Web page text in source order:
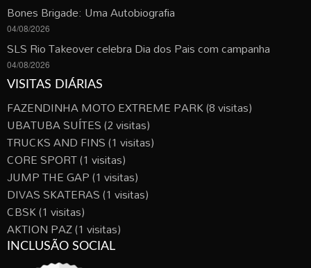
Bones Brigade: Uma Autobiografia
04/08/2026
SLS Rio Takeover celebra Dia dos Pais com campanha
04/08/2026
VISITAS DIÁRIAS
FAZENDINHA MOTO EXTREME PARK(8 visitas)
UBATUBA SUÍTES(2 visitas)
TRUCKS AND FINS(1 visitas)
CORE SPORT(1 visitas)
JUMP THE GAP(1 visitas)
DIVAS SKATERAS(1 visitas)
CBSK(1 visitas)
AKTION PAZ(1 visitas)
INCLUSÃO SOCIAL